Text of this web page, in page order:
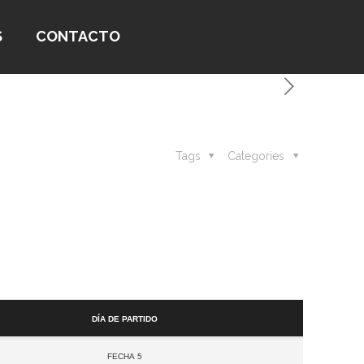
CONTACTO
Categories
Tags
Día de partido
Fecha 5